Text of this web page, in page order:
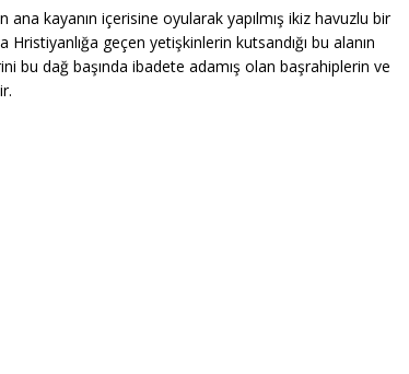
kayanın içerisine oyularak yapılmış ikiz havuzlu bir
geçen yetişkinlerin kutsandığı bu alanın
bu dağ başında ibadete adamış olan başrahiplerin ve